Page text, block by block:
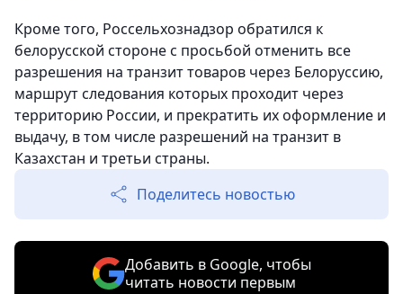
Кроме того, Россельхознадзор обратился к
белорусской стороне с просьбой отменить все
разрешения на транзит товаров через Белоруссию,
маршрут следования которых проходит через
территорию России, и прекратить их оформление и
выдачу, в том числе разрешений на транзит в
Казахстан и третьи страны.
Поделитесь новостью
Добавить в Google, чтобы
читать новости первым